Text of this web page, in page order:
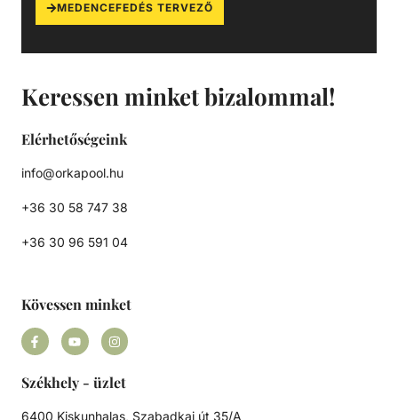
Keressen minket bizalommal!
Elérhetőségeink
info@orkapool.hu
+36 30 58 747 38
+36 30 96 591 04
Kövessen minket
Székhely - üzlet
6400 Kiskunhalas, Szabadkai út 35/A
MEDENCEFEDÉS TERVEZŐ